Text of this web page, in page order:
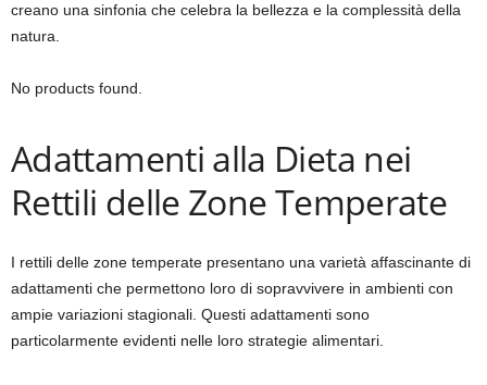
creano una sinfonia che celebra la bellezza e la complessità della
natura.
No products found.
Adattamenti alla Dieta nei
Rettili delle Zone Temperate
I rettili delle zone temperate presentano una varietà affascinante di
adattamenti che permettono loro di sopravvivere in ambienti con
ampie variazioni stagionali. Questi adattamenti sono
particolarmente evidenti nelle loro strategie alimentari.